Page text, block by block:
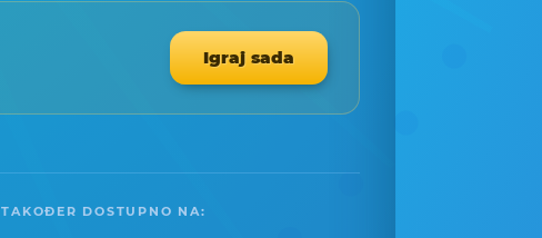
Igraj sada
TAKOĐER DOSTUPNO NA: